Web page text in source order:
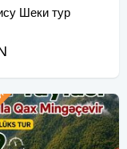
Шеки тур